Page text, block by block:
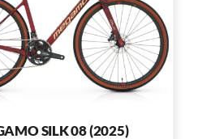
SILK 08 (2025)